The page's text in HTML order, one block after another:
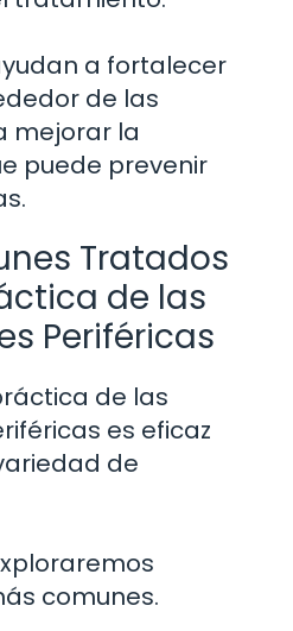
a fortalecer
de las
mejorar la
puede prevenir
Tratados
de las
Periféricas
de las
es eficaz
de
comunes.